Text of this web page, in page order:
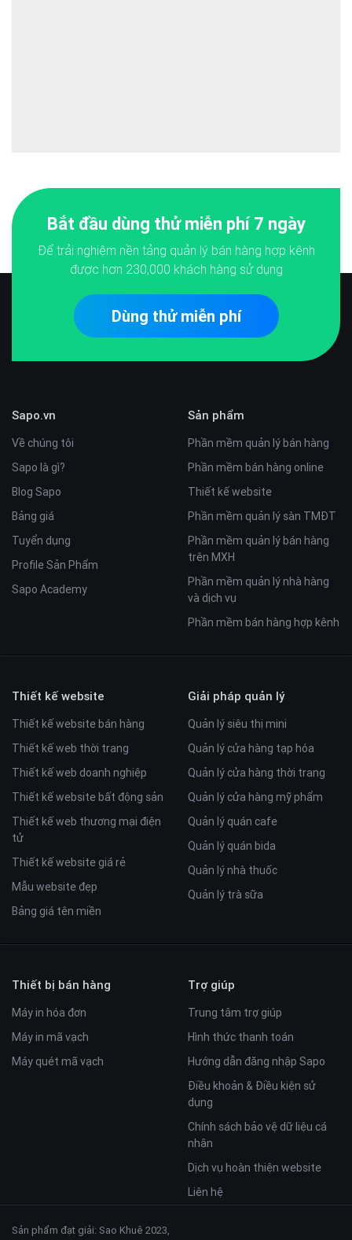
Bắt đầu dùng thử miễn phí 7 ngày
Để trải nghiệm nền tảng quản lý bán hàng hợp kênh
được hơn 230,000 khách hàng sử dụng
Dùng thử miễn phí
Sapo.vn
Về chúng tôi
Sapo là gì?
Blog Sapo
Bảng giá
Tuyển dụng
Profile Sản Phẩm
Sapo Academy
Sản phẩm
Phần mềm quản lý bán hàng
Phần mềm bán hàng online
Thiết kế website
Phần mềm quản lý sàn TMĐT
Phần mềm quản lý bán hàng
trên MXH
Phần mềm quản lý nhà hàng
và dịch vụ
Phần mềm bán hàng hợp kênh
Thiết kế website
Thiết kế website bán hàng
Thiết kế web thời trang
Thiết kế web doanh nghiệp
Thiết kế website bất động sản
Thiết kế web thương mại điện
tử
Thiết kế website giá rẻ
Mẫu website đẹp
Bảng giá tên miền
Giải pháp quản lý
Quản lý siêu thị mini
Quản lý cửa hàng tạp hóa
Quản lý cửa hàng thời trang
Quản lý cửa hàng mỹ phẩm
Quản lý quán cafe
Quản lý quán bida
Quản lý nhà thuốc
Quản lý trà sữa
Thiết bị bán hàng
Máy in hóa đơn
Máy in mã vạch
Máy quét mã vạch
Trợ giúp
Trung tâm trợ giúp
Hình thức thanh toán
Hướng dẫn đăng nhập Sapo
Điều khoản & Điều kiện sử
dụng
Chính sách bảo vệ dữ liệu cá
nhân
Dịch vụ hoàn thiện website
Liên hệ
Sản phẩm đạt giải: Sao Khuê 2023,